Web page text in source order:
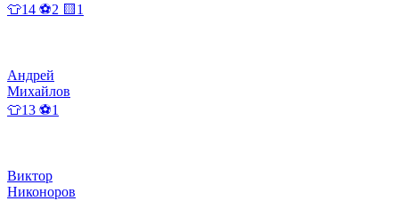
👕14 ⚽2 🟨1
Андрей
Михайлов
👕13 ⚽1
Виктор
Никоноров